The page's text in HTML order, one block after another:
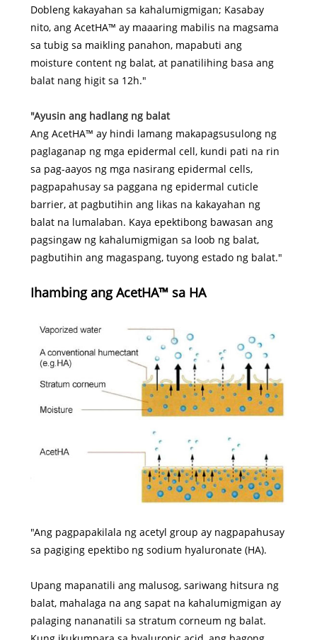
Dobleng kakayahan sa kahalumigmigan; Kasabay
nito, ang AcetHA™ ay maaaring mabilis na magsama
sa tubig sa maikling panahon, mapabuti ang
moisture content ng balat, at panatilihing basa ang
balat nang higit sa 12h."
"Ayusin ang hadlang ng balat
Ang AcetHA™ ay hindi lamang makapagsusulong ng
paglaganap ng mga epidermal cell, kundi pati na rin
sa pag-aayos ng mga nasirang epidermal cells,
pagpapahusay sa paggana ng epidermal cuticle
barrier, at pagbutihin ang likas na kakayahan ng
balat na lumalaban. Kaya epektibong bawasan ang
pagsingaw ng kahalumigmigan sa loob ng balat,
pagbutihin ang magaspang, tuyong estado ng balat."
Ihambing ang AcetHA™ sa HA
"Ang pagpapakilala ng acetyl group ay nagpapahusay
sa pagiging epektibo ng sodium hyaluronate (HA).
Upang mapanatili ang malusog, sariwang hitsura ng
balat, mahalaga na ang sapat na kahalumigmigan ay
palaging nananatili sa stratum corneum ng balat.